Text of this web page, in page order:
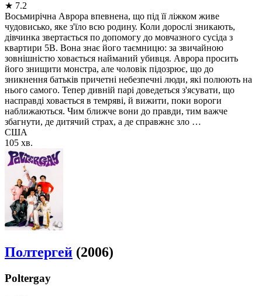
★ 7.2
Восьмирічна Аврора впевнена, що під її ліжком живе
чудовисько, яке з'їло всю родину. Коли дорослі зникають,
дівчинка звертається по допомогу до мовчазного сусіда з
квартири 5B. Вона знає його таємницю: за звичайною
зовнішністю ховається найманий убивця. Аврора просить
його знищити монстра, але чоловік підозрює, що до
зникнення батьків причетні небезпечні люди, які полюють на
нього самого. Тепер дивній парі доведеться з'ясувати, що
насправді ховається в темряві, й вижити, поки вороги
наближаються. Чим ближче вони до правди, тим важче
збагнути, де дитячий страх, а де справжнє зло …
США
105 хв.
Полтергей (2006)
Poltergay